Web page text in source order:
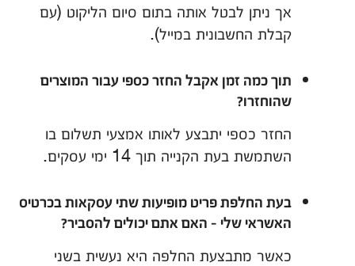
אך ניתן לבטל אותה בתום סיום הליקוט (עם
קבלת החשבונית במייל).
תוך כמה זמן אקבל החזר כספי עבור המוצרים
שהוחזרו?
החזר כספי יתבצע לאותו אמצעי תשלום בו
השתמשת בעת הקנייה תוך 14 ימי עסקים.
בעת החלפת פריט מופיעות שתי עסקאות בכרטיס
האשראי שלי - האם אתם יכולים להסביר?
כאשר מתבצעת החלפה היא נעשית בשני